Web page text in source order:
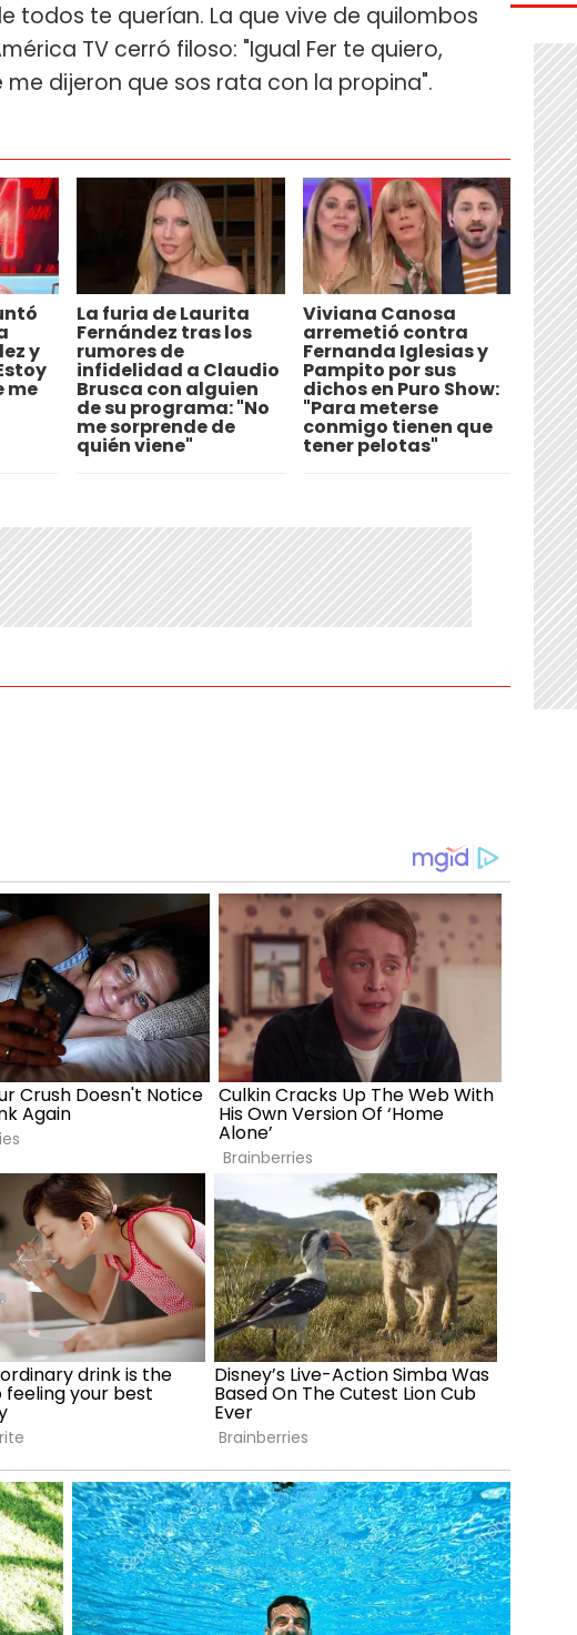
todos te querían. La que vive de quilombos
TV cerró filoso: "Igual Fer te quiero,
dijeron que sos rata con la propina".
y
me
La furia de Laurita
Fernández tras los
rumores de
infidelidad a Claudio
Brusca con alguien
de su programa: "No
me sorprende de
quién viene"
Viviana Canosa
arremetió contra
Fernanda Iglesias y
Pampito por sus
dichos en Puro Show:
"Para meterse
conmigo tienen que
tener pelotas"